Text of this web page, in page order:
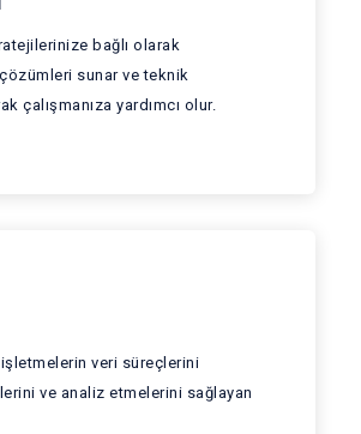
bağlı olarak
sunar ve teknik
çalışmanıza yardımcı olur.
veri süreçlerini
ve analiz etmelerini sağlayan